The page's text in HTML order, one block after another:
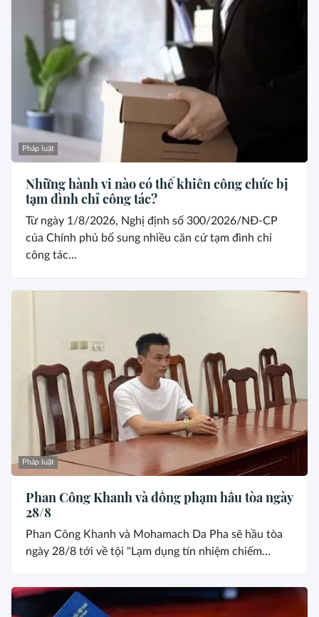
Pháp luật
Những hành vi nào có thể khiến công chức bị
tạm đình chỉ công tác?
Từ ngày 1/8/2026, Nghị định số 300/2026/NĐ-CP
của Chính phủ bổ sung nhiều căn cứ tạm đình chỉ
công tác...
Pháp luật
Phan Công Khanh và đồng phạm hầu tòa ngày
28/8
Phan Công Khanh và Mohamach Da Pha sẽ hầu tòa
ngày 28/8 tới về tội "Lạm dụng tín nhiệm chiếm...